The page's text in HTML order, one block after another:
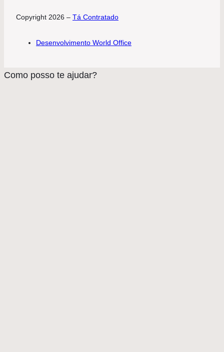
Copyright 2026 – Tá Contratado
Desenvolvimento World Office
Como posso te ajudar?